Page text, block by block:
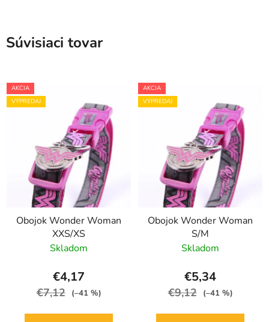
Súvisiaci tovar
AKCIA
VÝPREDAJ
Obojok Wonder Woman
XXS/XS
Skladom
€4,17
€7,12 (–41 %)
AKCIA
VÝPREDAJ
Obojok Wonder Woman
S/M
Skladom
€5,34
€9,12 (–41 %)